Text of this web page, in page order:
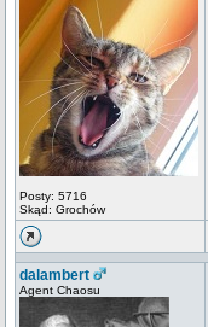
Posty: 5716
Skąd: Grochów
dalambert
Agent Chaosu